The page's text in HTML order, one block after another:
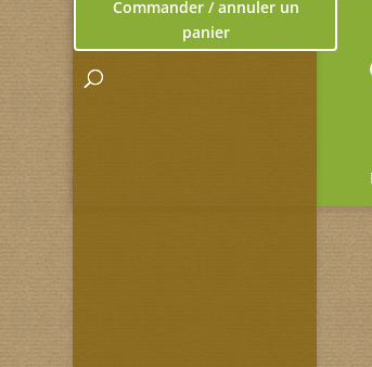
Commander / annuler un
panier